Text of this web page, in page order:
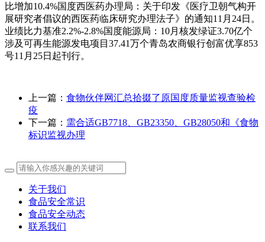
比增加10.4%国度西医药办理局：关于印发《医疗卫朝气构开
展研究者倡议的西医药临床研究办理法子》的通知11月24日。
业绩比力基准2.2%-2.8%国度能源局：10月核发绿证3.70亿个
涉及可再生能源发电项目37.41万个青岛农商银行创富优享853
号11月25日起刊行。
上一篇： 食物伙伴网汇总拾掇了原国度质量监视查验检
疫
下一篇： 需合适GB7718、GB23350、GB28050和《食物
标识监视办理
关于我们
食品安全常识
食品安全动态
联系我们